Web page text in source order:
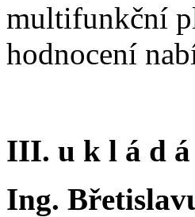
multifunkční
hodnocení
III. u k l á d á
Ing.